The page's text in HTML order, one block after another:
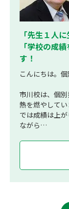
「先生１人
「学校の成
す！
こんにちは。
市川校は、個
熱を燃やして
では成績は上
ながら…